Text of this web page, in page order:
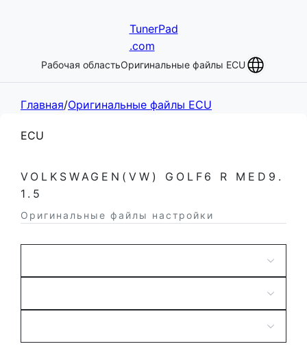
TunerPad
.com
Рабочая областьОригинальные файлы ECU
Главная/Оригинальные файлы ECU
ECU
VOLKSWAGEN(VW) GOLF6 R MED9.
1.5
Оригинальные файлы настройки